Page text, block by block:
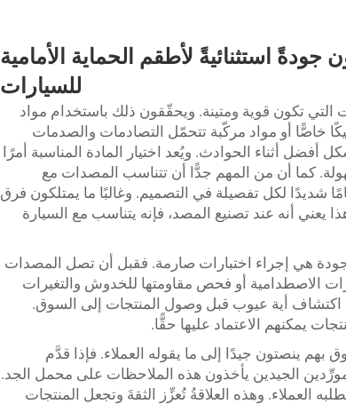
استثنائيةً لأطقم الحماية الأمامية
للسيارات
تكون قوية ومتينة. ويحقّقون ذلك باستخدام مواد
خاصًّا أو مواد مركّبة تتحمّل التصادمات والصدمات
أفضل أثناء الحوادث. ويُعد اختيار المادة المناسبة أمرًا
كما أن من المهم جدًّا أن تتناسب المصدات مع
شديدًا لكل تفصيلة في التصميم. وغالبًا ما يمتلكون فرق
يعني أنه عند تصنيع المصد، فإنه يتناسب مع السيارة
هي إجراء اختبارات صارمة. فقبل أن تصل المصدات
الاصطدامية أو فحص مقاومتها للخدوش والتغيرات
اكتشاف أية عيوب قبل وصول المنتجات إلى السوق.
يمكنهم الاعتماد عليها حقًّا.
بهم ينصتون جيدًا إلى ما يقوله العملاء. فإذا قدَّم
الجيدين يأخذون هذه الملاحظات على محمل الجد.
العملاء. وهذه العلاقةُ تُعزِّز الثقةَ وتجعل المنتجات